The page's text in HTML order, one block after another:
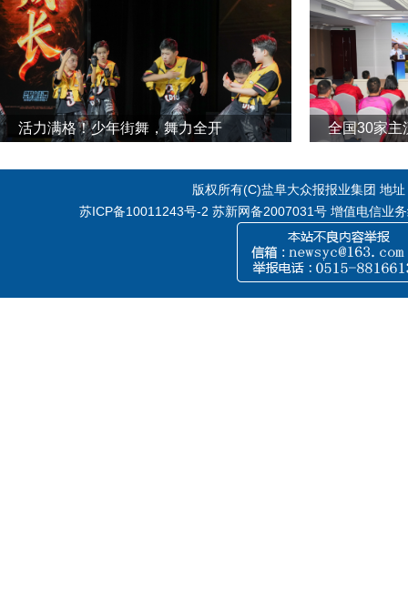
活力满格！少年街舞，舞力全开 全国30家主
版权所有(C)盐阜大众报报业集团 地
苏ICP备10011243号-2 苏新网备2007031号 增值电信业